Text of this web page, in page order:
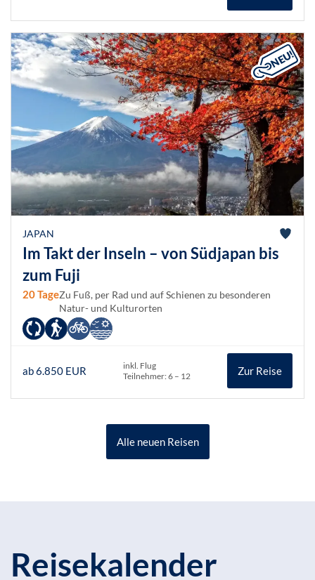
JAPAN
Im Takt der Inseln – von Südjapan bis
zum Fuji
20 TageZu Fuß, per Rad und auf Schienen zu besonderen
Natur- und Kulturorten
ab 6.850 EUR
inkl. Flug
Teilnehmer: 6 – 12
Zur Reise
Alle neuen Reisen
Reisekalender